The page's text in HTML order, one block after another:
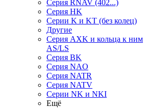
Серия RNAV (402...)
Серия HK
Серии K и KT (без колец)
Другие
Серия AXK и кольца к ним
AS/LS
Серия BK
Серия NAO
Серия NATR
Серия NATV
Серии NK и NKI
Ещё